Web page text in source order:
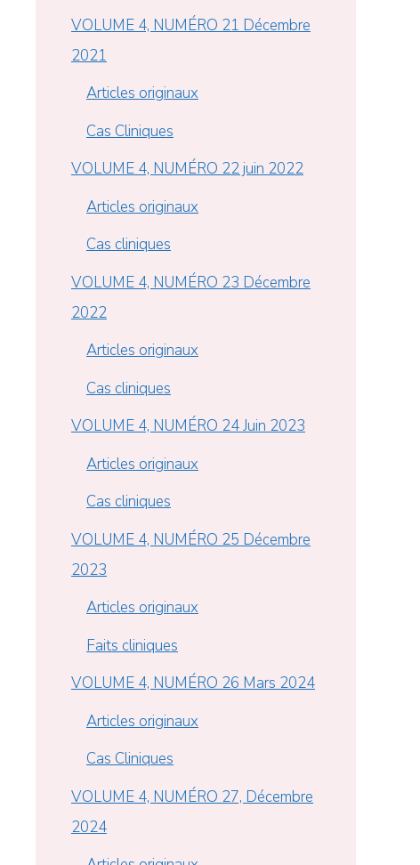
VOLUME 4, NUMÉRO 21 Décembre
2021
Articles originaux
Cas Cliniques
VOLUME 4, NUMÉRO 22 juin 2022
Articles originaux
Cas cliniques
VOLUME 4, NUMÉRO 23 Décembre
2022
Articles originaux
Cas cliniques
VOLUME 4, NUMÉRO 24 Juin 2023
Articles originaux
Cas cliniques
VOLUME 4, NUMÉRO 25 Décembre
2023
Articles originaux
Faits cliniques
VOLUME 4, NUMÉRO 26 Mars 2024
Articles originaux
Cas Cliniques
VOLUME 4, NUMÉRO 27, Décembre
2024